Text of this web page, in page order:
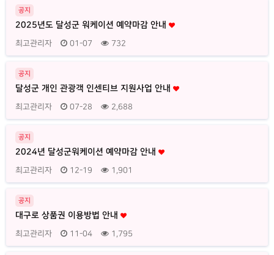
공지
2025년도 달성군 워케이션 예약마감 안내
최고관리자 01-07 732
공지
달성군 개인 관광객 인센티브 지원사업 안내
최고관리자 07-28 2,688
공지
2024년 달성군워케이션 예약마감 안내
최고관리자 12-19 1,901
공지
대구로 상품권 이용방법 안내
최고관리자 11-04 1,795